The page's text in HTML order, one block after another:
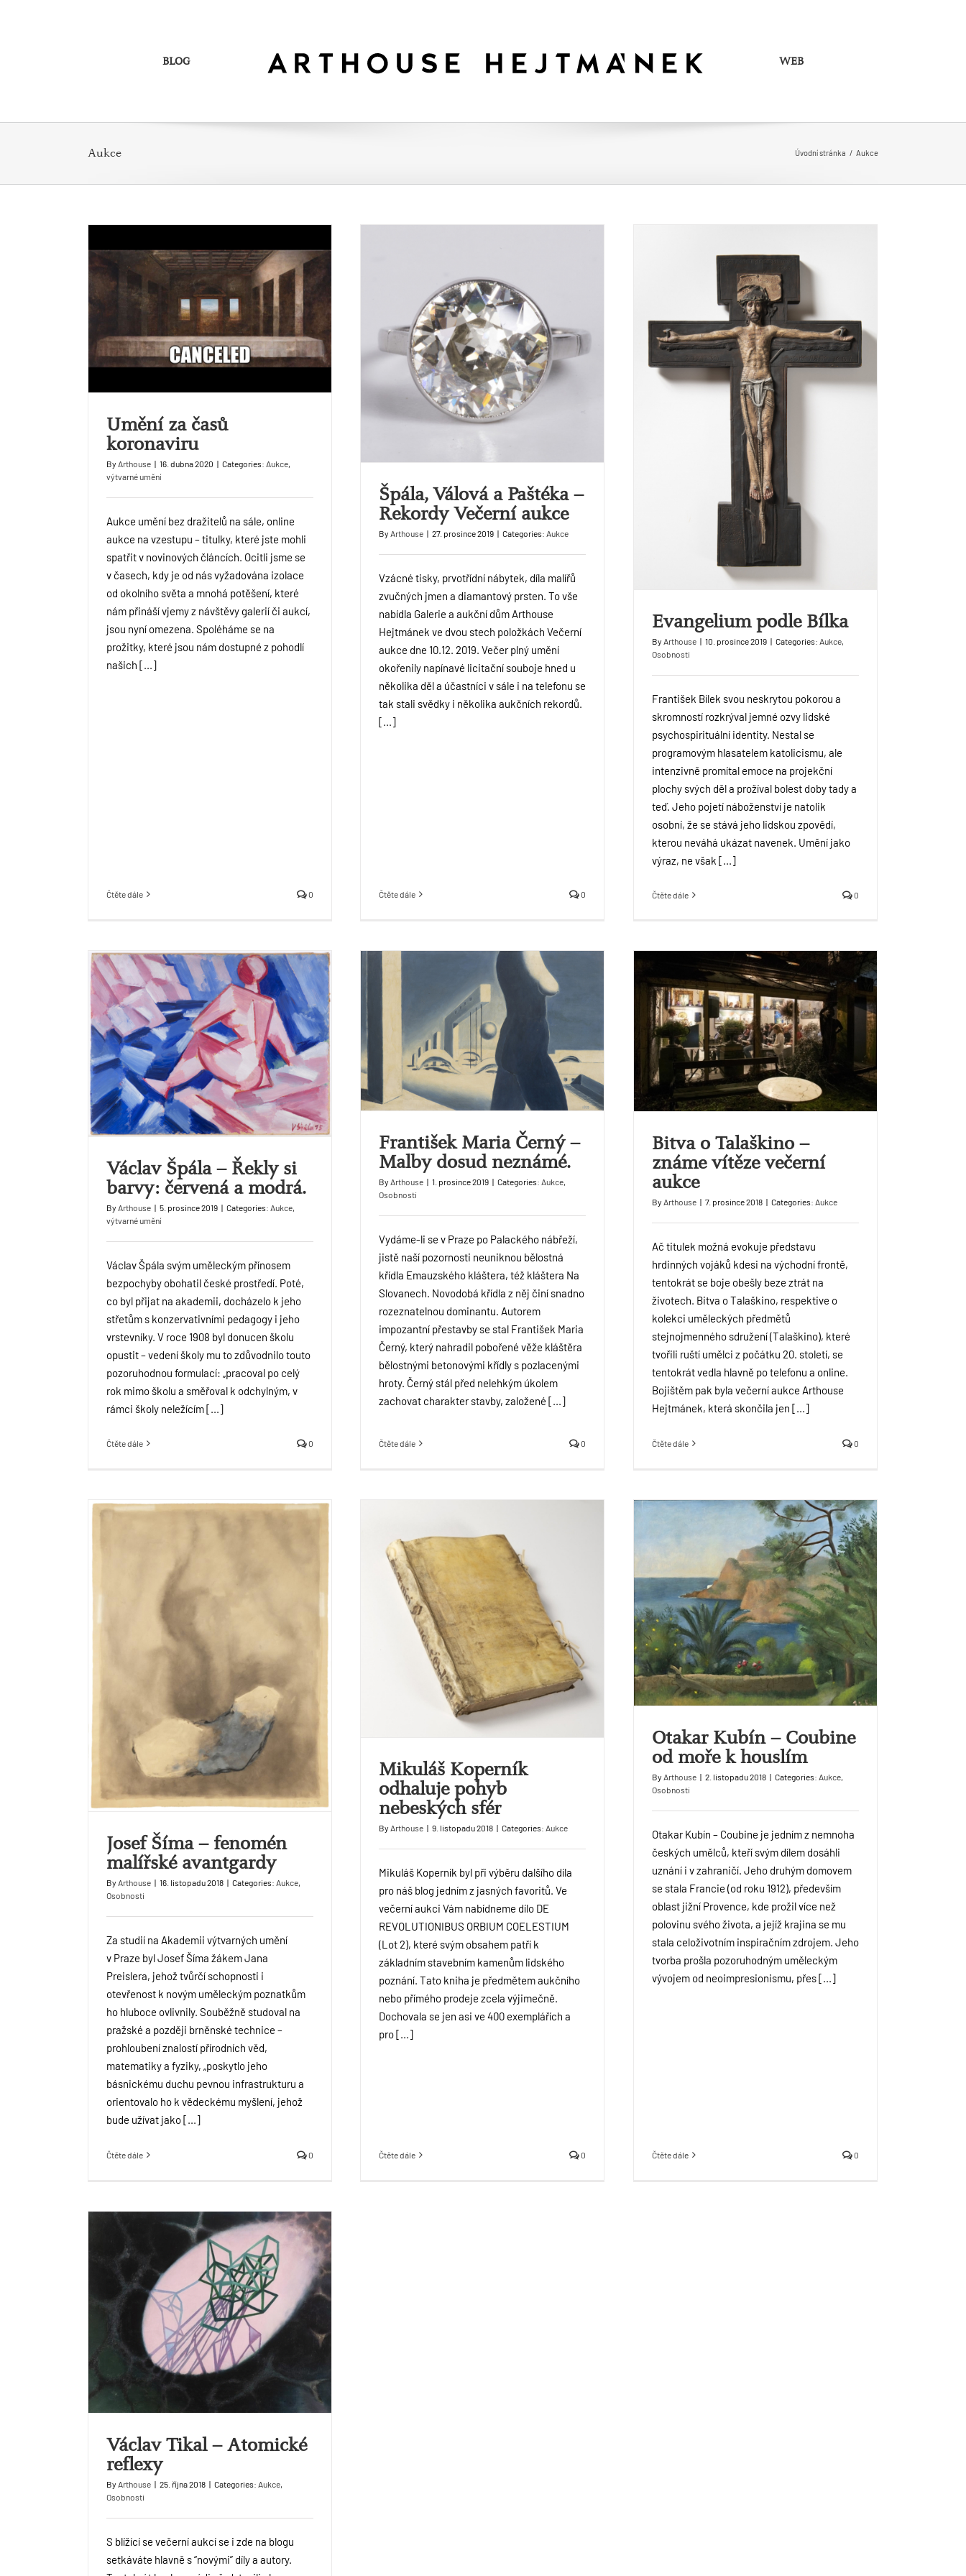
BLOG
WEB
Aukce Úvodní stránka / Aukce
Umění za časů
koronaviru
By Arthouse | 16. dubna 2020 | Categories: Aukce,
výtvarné umění
Aukce umění bez dražitelů na sále, online
aukce na vzestupu – titulky, které jste mohli
spatřit v novinových článcích. Ocitli jsme se
v časech, kdy je od nás vyžadována izolace
od okolního světa a mnohá potěšení, které
nám přináší vjemy z návštěvy galerií či aukcí,
jsou nyní omezena. Spoléháme se na
prožitky, které jsou nám dostupné z pohodlí
našich [...]
Čtěte dále 0
Špála, Válová a Paštéka –
Rekordy Večerní aukce
By Arthouse | 27. prosince 2019 | Categories: Aukce
Vzácné tisky, prvotřídní nábytek, díla malířů
zvučných jmen a diamantový prsten. To vše
nabídla Galerie a aukční dům Arthouse
Hejtmánek ve dvou stech položkách Večerní
aukce dne 10.12. 2019. Večer plný umění
okořenily napínavé licitační souboje hned u
několika děl a účastníci v sále i na telefonu se
tak stali svědky i několika aukčních rekordů.
[...]
Čtěte dále 0
Evangelium podle Bílka
By Arthouse | 10. prosince 2019 | Categories: Aukce,
Osobnosti
František Bílek svou neskrytou pokorou a
skromností rozkrýval jemné ozvy lidské
psychospirituální identity. Nestal se
programovým hlasatelem katolicismu, ale
intenzivně promítal emoce na projekční
plochy svých děl a prožíval bolest doby tady a
teď. Jeho pojetí náboženství je natolik
osobní, že se stává jeho lidskou zpovědí,
kterou neváhá ukázat navenek. Umění jako
výraz, ne však [...]
Čtěte dále 0
Václav Špála – Řekly si
barvy: červená a modrá.
By Arthouse | 5. prosince 2019 | Categories: Aukce
výtvarné umění
Václav Špála svým uměleckým přínosem
bezpochyby obohatil české prostředí. Poté,
co byl přijat na akademii, docházelo k jeho
střetům s konzervativními pedagogy i jeho
vrstevníky. V roce 1908 byl donucen školu
opustit – vedení školy mu to zdůvodnilo touto
pozoruhodnou formulací: „pracoval po celý
rok mimo školu a směřoval k odchylným, v
rámci školy neležícím [...]
Čtěte dále 0
František Maria Černý –
Malby dosud neznámé.
By Arthouse | 1. prosince 2019 | Categories: Aukce,
Osobnosti
Vydáme-li se v Praze po Palackého nábřeží,
jistě naší pozornosti neuniknou bělostná
křídla Emauzského kláštera, též kláštera Na
Slovanech. Novodobá křídla z něj činí snadno
rozeznatelnou dominantu. Autorem
impozantní přestavby se stal František Maria
Černý, který nahradil pobořené věže kláštěra
bělostnými betonovými křídly s pozlacenými
hroty. Černý stál před nelehkým úkolem
zachovat charakter stavby, založené [...]
Čtěte dále 0
Bitva o Talaškino –
známe vítěze večerní
aukce
By Arthouse | 7. prosince 2018 | Categories: Aukce
Ač titulek možná evokuje představu
hrdinných vojáků kdesi na východní frontě,
tentokrát se boje obešly beze ztrát na
životech. Bitva o Talaškino, respektive o
kolekci uměleckých předmětů
stejnojmenného sdružení (Talaškino), které
tvořili ruští umělci z počátku 20. století, se
tentokrát vedla hlavně po telefonu a online.
Bojištěm pak byla večerní aukce Arthouse
Hejtmánek, která skončila jen [...]
Čtěte dále 0
Josef Šíma – fenomén
malířské avantgardy
By Arthouse | 16. listopadu 2018 | Categories: Aukce,
Osobnosti
Za studií na Akademii výtvarných umění
v Praze byl Josef Šíma žákem Jana
Preislera, jehož tvůrčí schopnosti i
otevřenost k novým uměleckým poznatkům
ho hluboce ovlivnily. Souběžně studoval na
pražské a později brněnské technice –
prohloubení znalostí přírodních věd,
matematiky a fyziky, „poskytlo jeho
básnickému duchu pevnou infrastrukturu a
orientovalo ho k vědeckému myšlení, jehož
bude užívat jako [...]
Čtěte dále 0
Mikuláš Koperník
odhaluje pohyb
nebeských sfér
By Arthouse | 9. listopadu 2018 | Categories: Aukce
Mikuláš Koperník byl při výběru dalšího díla
pro náš blog jedním z jasných favoritů. Ve
večerní aukci Vám nabídneme dílo DE
REVOLUTIONIBUS ORBIUM COELESTIUM
(Lot 2), které svým obsahem patří k
základním stavebním kamenům lidského
poznání. Tato kniha je předmětem aukčního
nebo přímého prodeje zcela výjimečně.
Dochovala se jen asi ve 400 exemplářích a
pro [...]
Čtěte dále 0
Otakar Kubín – Coubine
od moře k houslím
By Arthouse | 2. listopadu 2018 | Categories: Aukce,
Osobnosti
Otakar Kubín – Coubine je jedním z nemnoha
českých umělců, kteří svým dílem dosáhli
uznání i v zahraničí. Jeho druhým domovem
se stala Francie (od roku 1912), především
oblast jižní Provence, kde prožil více než
polovinu svého života, a jejíž krajina se mu
stala celoživotním inspiračním zdrojem. Jeho
tvorba prošla pozoruhodným uměleckým
vývojem od neoimpresionismu, přes [...]
Čtěte dále 0
Václav Tikal – Atomické
reflexy
By Arthouse | 25. října 2018 | Categories: Aukce
Osobnosti
S blížící se večerní aukcí se i zde na blogu
setkáváte hlavně s “novými” díly a autory.